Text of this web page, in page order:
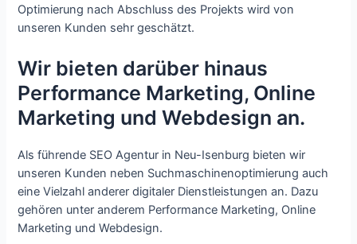
Optimierung nach Abschluss des Projekts wird von
unseren Kunden sehr geschätzt.
Wir bieten darüber hinaus
Performance Marketing, Online
Marketing und Webdesign an.
Als führende SEO Agentur in Neu-Isenburg bieten wir
unseren Kunden neben Suchmaschinenoptimierung auch
eine Vielzahl anderer digitaler Dienstleistungen an. Dazu
gehören unter anderem Performance Marketing, Online
Marketing und Webdesign.